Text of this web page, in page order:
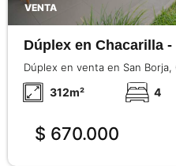
VENTA
Dúplex en Chacarilla
Dúplex en venta en San Borja,
dormitorios, terraza, ascensor
cargador eléctrico.
312m² 4
$ 670.000